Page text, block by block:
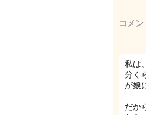
コメン
私は
分く
が娘
だか